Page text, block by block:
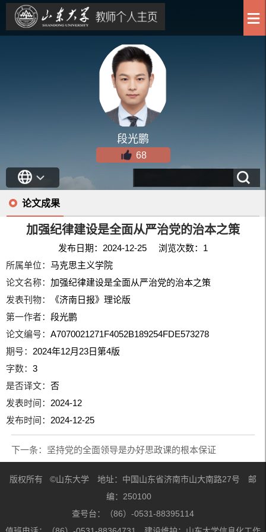
段光鹏
68
论文成果
加强纪律建设是全面从严治党的治本之策
发布日期：2024-12-25 浏览次数： 1
所属单位：马克思主义学院
论文名称：加强纪律建设是全面从严治党的治本之策
发表刊物：
《济南日报》理论版
第一作者：段光鹏
论文编号：A7070021271F4052B189254FDE573278
期号： 2024年12月23日第4版
字数：3
是否译文：否
发表时间： 2024-12
发布时间： 2024-12-25
下一条： 坚持党的全面领导是办好思政课的根本保证
版权所有 ©山东大学 地址：中国山东省济南市山大南路27号 邮
编：250100
查号台：（86）-0531-88395114